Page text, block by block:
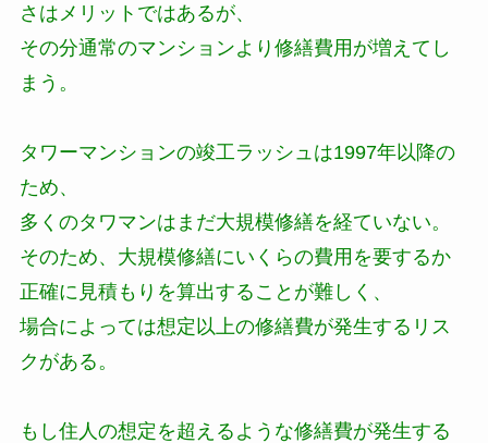
さはメリットではあるが、
その分通常のマンションより修繕費用が増えてし
まう。
タワーマンションの竣工ラッシュは1997年以降の
ため、
多くのタワマンはまだ大規模修繕を経ていない。
そのため、大規模修繕にいくらの費用を要するか
正確に見積もりを算出することが難しく、
場合によっては想定以上の修繕費が発生するリス
クがある。
もし住人の想定を超えるような修繕費が発生する